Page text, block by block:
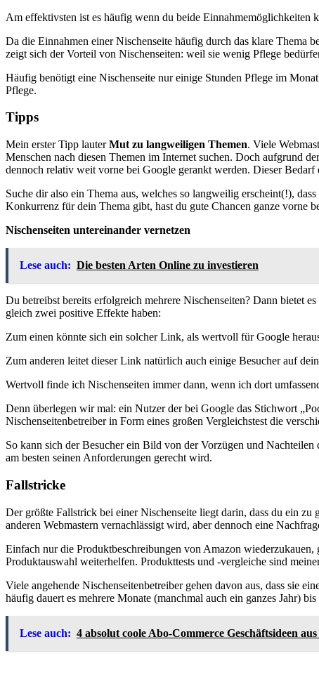
Am effektivsten ist es häufig wenn du beide Einnahmemöglichkeiten
Da die Einnahmen einer Nischenseite häufig durch das klare Thema
zeigt sich der Vorteil von Nischenseiten: weil sie wenig Pflege
Häufig benötigt eine Nischenseite nur einige Stunden Pflege im
Pflege.
Tipps
Mein erster Tipp lauterMut zu langweiligen Themen. Viele
Menschen nach diesen Themen im Internet suchen. Doch aufgrund
dennoch relativ weit vorne bei Google gerankt werden. Dieser
Suche dir also ein Thema aus, welches so langweilig erscheint(!),
Konkurrenz für dein Thema gibt, hast du gute Chancen ganze vorne
Nischenseiten untereinander vernetzen
Lese auch: Die besten Arten Online zu investieren
Du betreibst bereits erfolgreich mehrere Nischenseiten? Dann bietet
gleich zwei positive Effekte haben:
Zum einen könnte sich ein solcher Link, als wertvoll für Google
Zum anderen leitet dieser Link natürlich auch einige Besucher auf
Wertvoll finde ich Nischenseiten immer dann, wenn ich dort
Denn überlegen wir mal: ein Nutzer der bei Google das Stichwort
Nischenseitenbetreiber in Form eines großen Vergleichstest die
So kann sich der Besucher ein Bild von der Vorzügen und
am besten seinen Anforderungen gerecht wird.
Fallstricke
Der größte Fallstrick bei einer Nischenseite liegt darin, dass du ein zu
anderen Webmastern vernachlässigt wird, aber dennoch eine
Einfach nur die Produktbeschreibungen von Amazon wiederzukauen,
Produktauswahl weiterhelfen. Produkttests und -vergleiche sind
Viele angehende Nischenseitenbetreiber gehen davon aus, dass sie
häufig dauert es mehrere Monate (manchmal auch ein ganzes Jahr)
Lese auch: 4 absolut coole Abo-Commerce Geschäftsideen